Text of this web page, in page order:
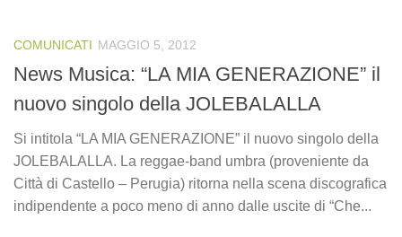
COMUNICATI MAGGIO 5, 2012
News Musica: “LA MIA GENERAZIONE” il
nuovo singolo della JOLEBALALLA
Si intitola “LA MIA GENERAZIONE” il nuovo singolo della
JOLEBALALLA. La reggae-band umbra (proveniente da
Città di Castello – Perugia) ritorna nella scena discografica
indipendente a poco meno di anno dalle uscite di “Che...